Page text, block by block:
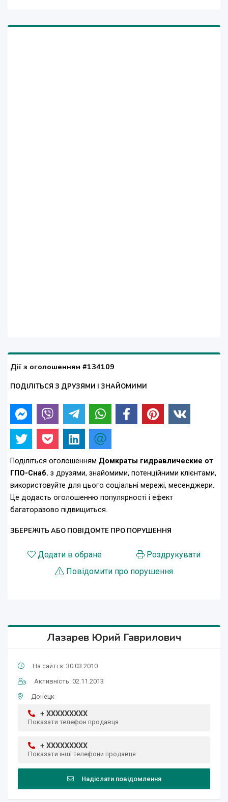
Дії з оголошенням #134109
ПОДІЛІТЬСЯ З ДРУЗЯМИ І ЗНАЙОМИМИ
Поділіться оголошенням Домкраты гидравлические от
ГПО-Снаб. з друзями, знайомими, потенційними клієнтами,
використовуйте для цього соціальні мережі, месенджери.
Це додасть оголошенню популярності і ефект
багаторазово підвищиться.
ЗБЕРЕЖІТЬ АБО ПОВІДОМТЕ ПРО ПОРУШЕННЯ
Додати в обране
Роздрукувати
Повідомити про порушення
Лазарев Юрий Гаврилович
На сайті з: 30.03.2010
Активність: 02.11.2013
Донецк
+ XXXXXXXXX
Показати телефон продавця
+ XXXXXXXXX
Показати інші телефони продавця
Надіслати повідомлення